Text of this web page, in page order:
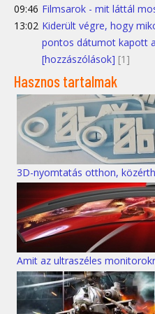
09:46 Filmsarok - mit láttál
13:02 Kiderült végre, hogy
pontos dátumot kapott
[hozzászólások] [1]
Hasznos tartalmak
3D-nyomtatás otthon,
Amit az ultraszéles